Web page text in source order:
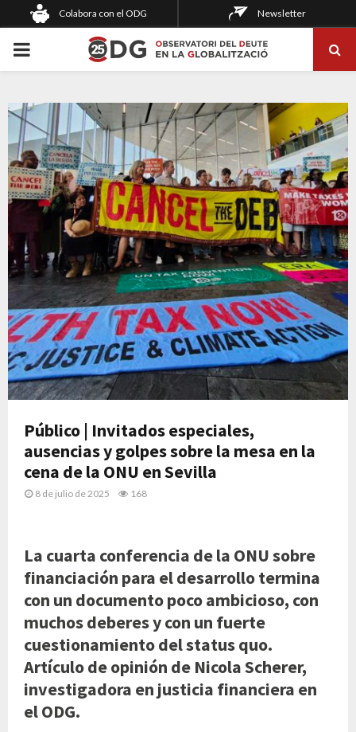
Colabora con el ODG Newsletter
PRIMARY
Público | Invitados especiales,
ausencias y golpes sobre la mesa en la
cena de la ONU en Sevilla
8 de julio de 2025 168
La cuarta conferencia de la ONU sobre
financiación para el desarrollo termina
con un documento poco ambicioso, con
muchos deberes y con un fuerte
cuestionamiento del status quo.
Artículo de opinión de Nicola Scherer,
investigadora en justicia financiera en
el ODG.